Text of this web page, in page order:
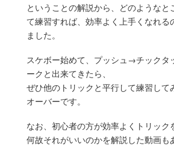
ということの解説から、どのようなと
て練習すれば、効率よく上手くなれる
ました。
スケボー始めて、プッシュ→チック
ークと出来てきたら、
ぜひ他のトリックと平行して練習して
オーバーです。
なお、初心者の方が効率よくトリック
何故それがいいのかを解説した動画も